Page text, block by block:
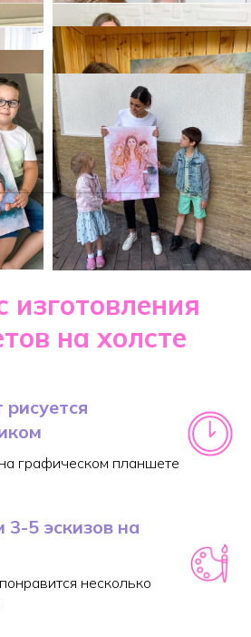
изготовления
на холсте
графическом планшете
3-5 эскизов на
несколько